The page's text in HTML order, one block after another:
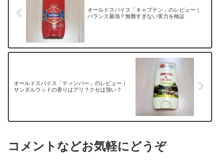
オールドスパイス「キャプテン」のレビュー｜
バランス最強？無難すぎない実力を検証
オールドスパイス「ティンバー」のレビュー｜
サンダルウッドの香りはアリ？クセは強い？
コメントなどお気軽にどうぞ